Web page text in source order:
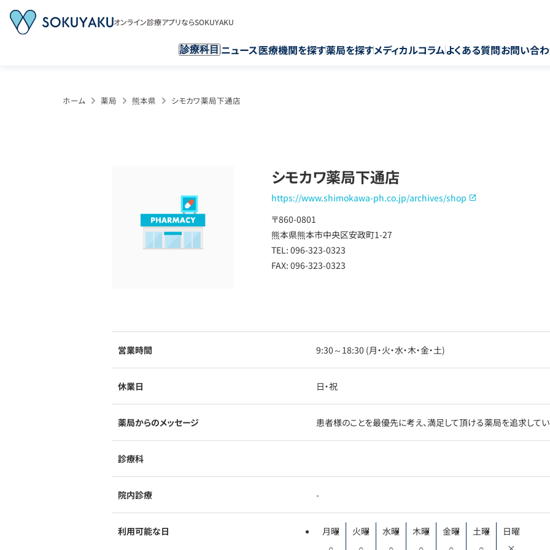
オンライン診療アプリならSOKUYAKU
診療科目 ニュース医療機関を探す薬局を探すメディカルコラムよくある質問お問い合
ホーム 薬局 熊本県 シモカワ薬局下通店
シモカワ薬局下通店
https://www.shimokawa-ph.co.jp/archives/shop
〒860-0801
熊本県熊本市中央区安政町1-27
TEL: 096-323-0323
FAX: 096-323-0323
営業時間 9:30～18:30 (月・火・水・木・金・土)
休業日 日・祝
薬局からのメッセージ 患者様のことを最優先に考え、満足して頂ける薬局を追求して
診療科
院内診療 -
利用可能な日
月曜
火曜
水曜
木曜
金曜
土曜
日曜